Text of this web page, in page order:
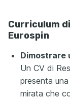
Curriculum
Eurospin
Dimostrare
Un CV di
presenta
mirata che